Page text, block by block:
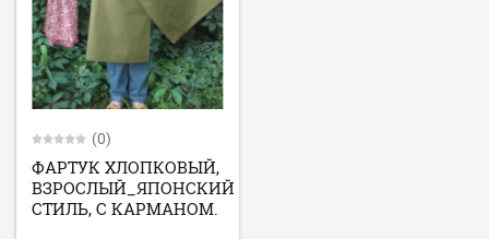
(0)
ФАРТУК ХЛОПКОВЫЙ,
ВЗРОСЛЫЙ_ЯПОНСКИЙ
СТИЛЬ, С КАРМАНОМ.